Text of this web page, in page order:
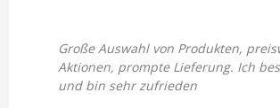
Große Auswahl von Produkten,
Aktionen, prompte Lieferung. Ich
und bin sehr zufrieden